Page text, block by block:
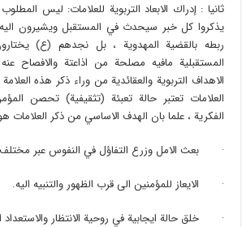
ثانيا : إدراك الابعاد التربوية للعلامات: ليس
يذكروا كل خبر سيحدث في المستقبل ويشيرون اليه
ربطه بالقضية المهدوية ، بل نجدهم (ع)
المستقبلية مافيه مصلحة من اذاعتة والافصاح
الاهداف التربوية والعقائدية من وراء ذكر هذه
العلامات تعتبر حالة تعبئة (تثقيفية) تحصن
الفكرية ، علما بان الهدف الاساسي من ذكر العلامات
· بعث الامل وزرع التفاؤل في النفوس عبر مختلف
· الايعاز للمؤمنين الى قرب الظهور والتنبيه اليه.
· خلق حالة ايجابية في روحية الانتظار والاستعداد